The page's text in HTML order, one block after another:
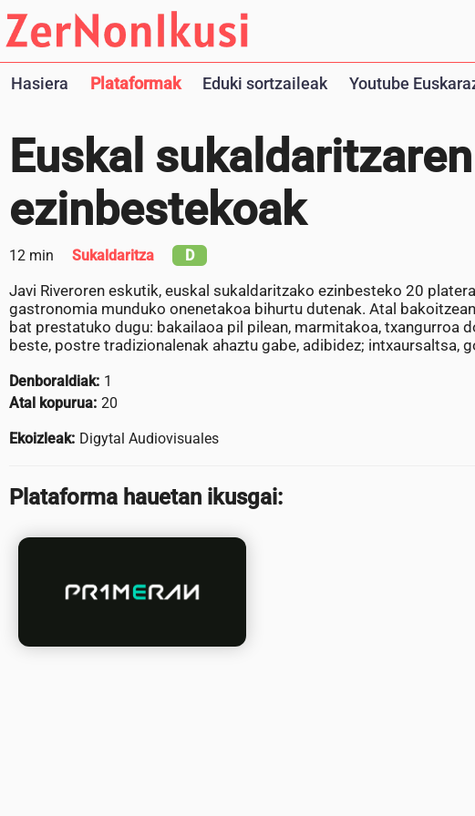
Hasiera Plataformak Eduki sortzaileak Youtube
Euskal sukaldaritzaren
ezinbestekoak
12 min Sukaldaritza D
Javi Riveroren eskutik, euskal sukaldaritzako ezinbesteko 20
gastronomia munduko onenetakoa bihurtu dutenak. Atal
bat prestatuko dugu: bakailaoa pil pilean, marmitakoa, txangurroa
beste, postre tradizionalenak ahaztu gabe, adibidez; intxaursaltsa,
Denboraldiak: 1
Atal kopurua: 20
Ekoizleak: Digytal Audiovisuales
Plataforma hauetan ikusgai: